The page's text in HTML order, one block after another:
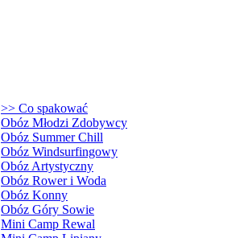
>> Co spakować
Obóz Młodzi Zdobywcy
Obóz Summer Chill
Obóz Windsurfingowy
Obóz Artystyczny
Obóz Rower i Woda
Obóz Konny
Obóz Góry Sowie
Mini Camp Rewal